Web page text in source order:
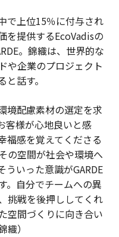
で上位15％に付与され
を提供するEcoVadisの
。錦織は、世界的な
や企業のプロジェクト
話す。
境配慮素材の選定を求
客様が心地良いと感
福感を覚えてくださる
の空間が社会や環境へ
いった意識がGARDE
。自分でチームへの異
挑戦を後押ししてくれ
空間づくりに向き合い
）